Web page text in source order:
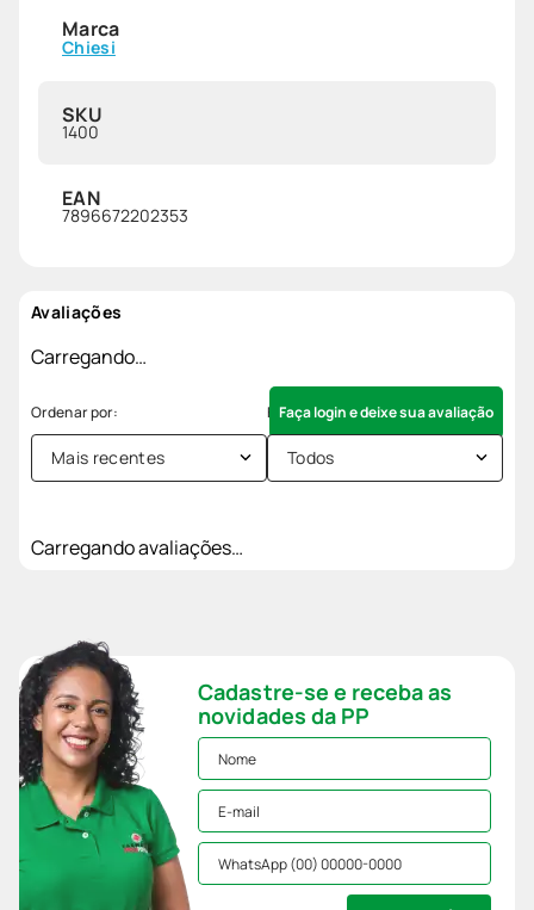
Marca
Chiesi
SKU
1400
EAN
7896672202353
Avaliações
Carregando…
Faça login e deixe sua avaliação
Mais recentes Todos
Carregando avaliações…
Cadastre-se e receba as
novidades da PP